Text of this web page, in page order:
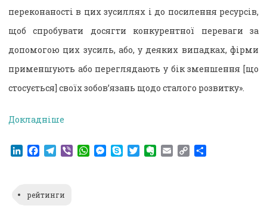
переконаності в цих зусиллях і до посилення ресурсів,
щоб спробувати досягти конкурентної переваги за
допомогою цих зусиль, або, у деяких випадках, фірми
применшують або переглядають у бік зменшення [що
стосується] своїх зобов’язань щодо сталого розвитку».
Докладніше
LinkedIn
Facebook
Telegram
ViberWhatsApp
Messenger
SkypeTwitterEvernote
EmailCopy
рейтинги